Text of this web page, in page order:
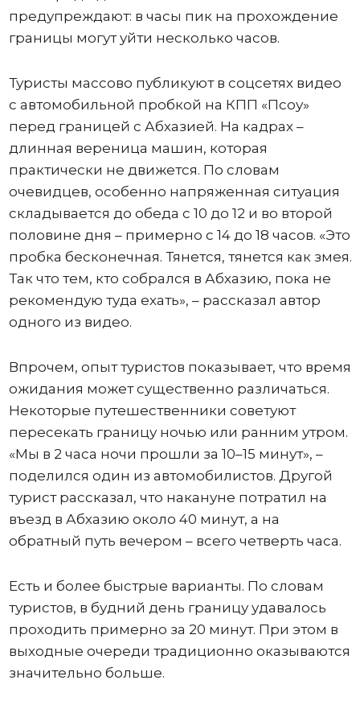
предупреждают: в часы пик на прохождение
границы могут уйти несколько часов.
Туристы массово публикуют в соцсетях видео
с автомобильной пробкой на КПП «Псоу»
перед границей с Абхазией. На кадрах –
длинная вереница машин, которая
практически не движется. По словам
очевидцев, особенно напряженная ситуация
складывается до обеда с 10 до 12 и во второй
половине дня – примерно с 14 до 18 часов. «Это
пробка бесконечная. Тянется, тянется как змея.
Так что тем, кто собрался в Абхазию, пока не
рекомендую туда ехать», – рассказал автор
одного из видео.
Впрочем, опыт туристов показывает, что время
ожидания может существенно различаться.
Некоторые путешественники советуют
пересекать границу ночью или ранним утром.
«Мы в 2 часа ночи прошли за 10–15 минут», –
поделился один из автомобилистов. Другой
турист рассказал, что накануне потратил на
въезд в Абхазию около 40 минут, а на
обратный путь вечером – всего четверть часа.
Есть и более быстрые варианты. По словам
туристов, в будний день границу удавалось
проходить примерно за 20 минут. При этом в
выходные очереди традиционно оказываются
значительно больше.